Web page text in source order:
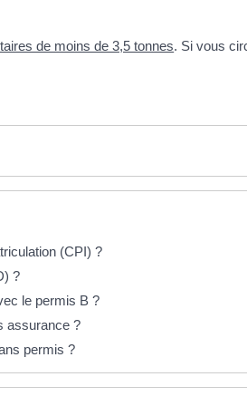
de moins de 3,5 tonnes. Si vous
(CPI) ?
?
le permis B ?
assurance ?
permis ?